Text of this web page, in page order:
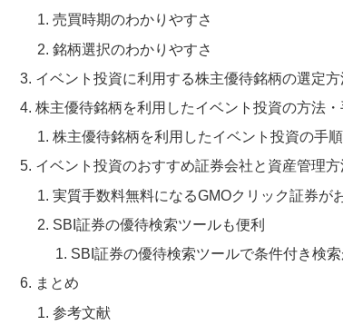
売買時期のわかりやすさ
銘柄選択のわかりやすさ
イベント投資に利用する株主優待銘柄の選定
株主優待銘柄を利用したイベント投資の方法
株主優待銘柄を利用したイベント投資の手
イベント投資のおすすめ証券会社と資産管理方
実質手数料無料になるGMOクリック証券が
SBI証券の優待検索ツールも便利
SBI証券の優待検索ツールで条件付き検
まとめ
参考文献